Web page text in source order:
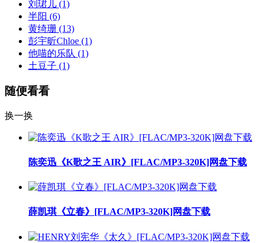
刘珺儿 (1)
半阳 (6)
黄绮珊 (13)
彭宇昕Chloe (1)
他喵的乐队 (1)
土豆子 (1)
随便看看
换一换
陈奕迅《K歌之王 AIR》[FLAC/MP3-320K]网盘下载
薛凯琪《立春》[FLAC/MP3-320K]网盘下载